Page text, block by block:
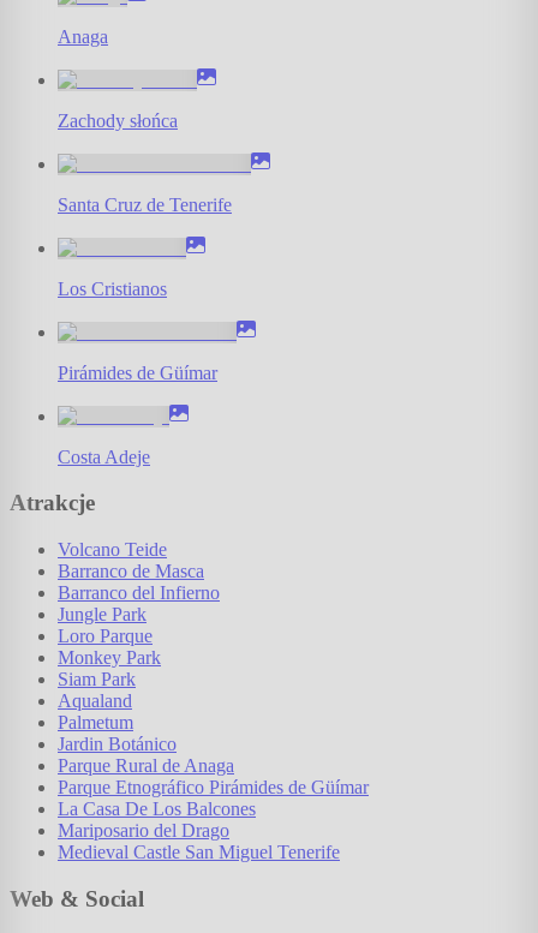
Anaga
Zachody słońca
Santa Cruz de Tenerife
Los Cristianos
Pirámides de Güímar
Costa Adeje
Atrakcje
Volcano Teide
Barranco de Masca
Barranco del Infierno
Jungle Park
Loro Parque
Monkey Park
Siam Park
Aqualand
Palmetum
Jardin Botánico
Parque Rural de Anaga
Parque Etnográfico Pirámides de Güímar
La Casa De Los Balcones
Mariposario del Drago
Medieval Castle San Miguel Tenerife
Web & Social